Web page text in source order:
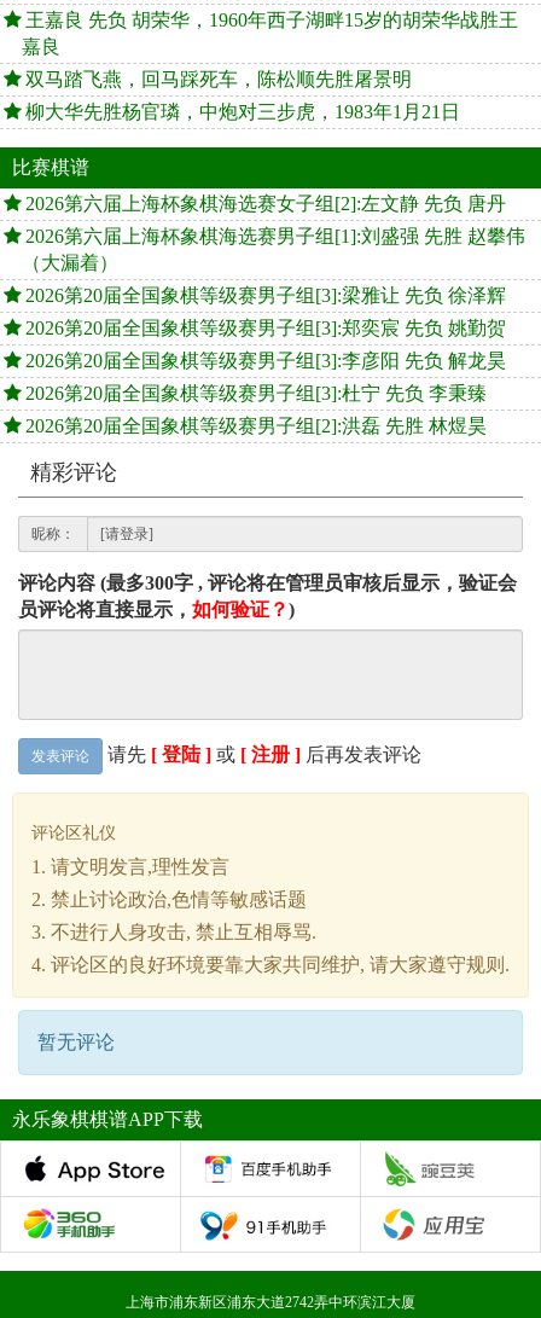
王嘉良 先负 胡荣华，1960年西子湖畔15岁的胡荣华战胜王
嘉良
双马踏飞燕，回马踩死车，陈松顺先胜屠景明
柳大华先胜杨官璘，中炮对三步虎，1983年1月21日
比赛棋谱
2026第六届上海杯象棋海选赛女子组[2]:左文静 先负 唐丹
2026第六届上海杯象棋海选赛男子组[1]:刘盛强 先胜 赵攀伟
（大漏着）
2026第20届全国象棋等级赛男子组[3]:梁雅让 先负 徐泽辉
2026第20届全国象棋等级赛男子组[3]:郑奕宸 先负 姚勤贺
2026第20届全国象棋等级赛男子组[3]:李彦阳 先负 解龙昊
2026第20届全国象棋等级赛男子组[3]:杜宁 先负 李秉臻
2026第20届全国象棋等级赛男子组[2]:洪磊 先胜 林煜昊
精彩评论
昵称：
评论内容 (最多300字 , 评论将在管理员审核后显示，验证会
员评论将直接显示， 如何验证？)
发表评论 请先 [ 登陆 ] 或 [ 注册 ] 后再发表评论
评论区礼仪
1. 请文明发言,理性发言
2. 禁止讨论政治,色情等敏感话题
3. 不进行人身攻击, 禁止互相辱骂.
4. 评论区的良好环境要靠大家共同维护, 请大家遵守规则.
暂无评论
永乐象棋棋谱APP下载
上海市浦东新区浦东大道2742弄中环滨江大厦